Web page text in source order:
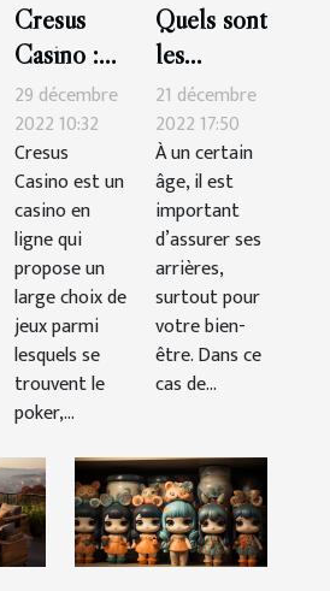
Cresus
Casino :
les astuces
pour
gagner
facilement
29 décembre
2022 10:32
Cresus
Casino est un
casino en
ligne qui
propose un
large choix de
jeux parmi
lesquels se
trouvent le
poker,...
Quels sont
les
critères de
choix
d’une
assurance
santé ?
21 décembre
2022 17:50
À un certain
âge, il est
important
d’assurer ses
arrières,
surtout pour
votre bien-
être. Dans ce
cas de...